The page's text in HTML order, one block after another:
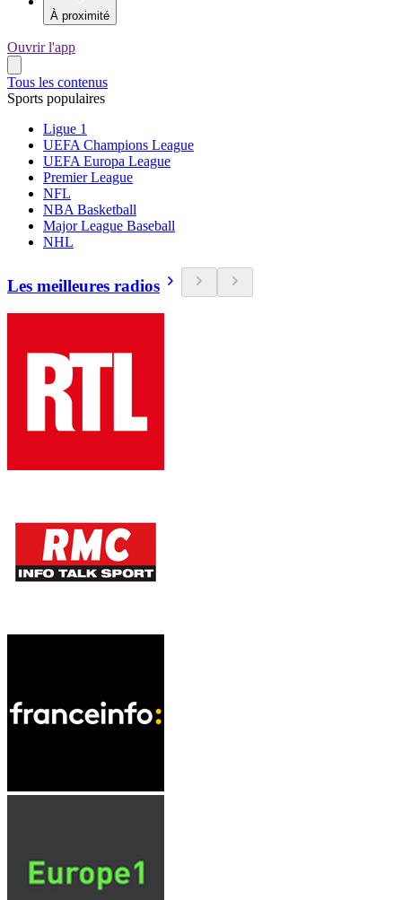
À proximité
Ouvrir l'app
Tous les contenus
Sports populaires
Ligue 1
UEFA Champions League
UEFA Europa League
Premier League
NFL
NBA Basketball
Major League Baseball
NHL
Les meilleures radios